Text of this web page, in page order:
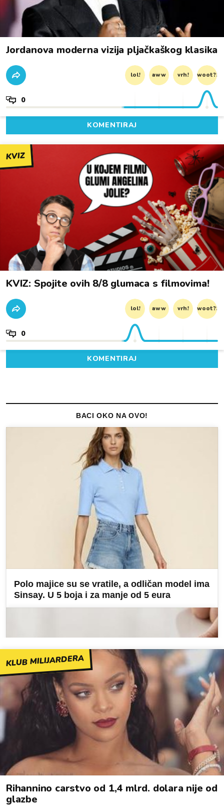
Jordanova moderna vizija pljačkaškog klasika
lol! aww vrh! woot?!
0
KOMENTIRAJ
KVIZ
KVIZ: Spojite ovih 8/8 glumaca s filmovima!
lol! aww vrh! woot?!
0
KOMENTIRAJ
KLUB MILIJARDERA
Rihannino carstvo od 1,4 mlrd. dolara nije od
glazbe